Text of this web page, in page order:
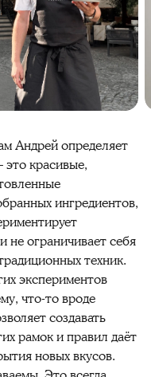
Андрей определяет
красивые,
ингредиентов,
не ограничивает себя
техник.
экспериментов
что-то вроде
создавать
рамок и правил даёт
новых вкусов.